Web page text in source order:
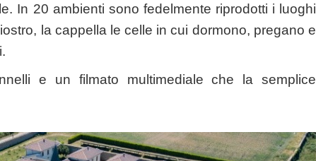
In 20 ambienti sono fedelmente riprodotti i luoghi
la cappella le celle in cui dormono, pregano e
e un filmato multimediale che la semplice